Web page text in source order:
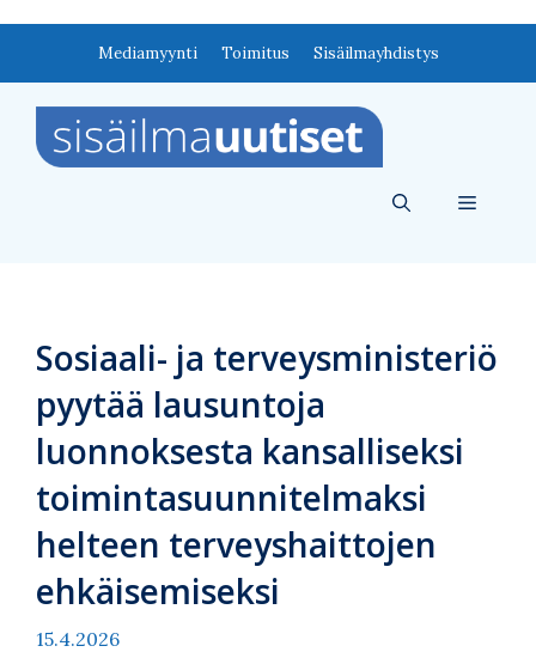
Mediamyynti Toimitus Sisäilmayhdistys
Valikko
Sosiaali- ja terveysministeriö
pyytää lausuntoja
luonnoksesta kansalliseksi
toimintasuunnitelmaksi
helteen terveyshaittojen
ehkäisemiseksi
15.4.2026